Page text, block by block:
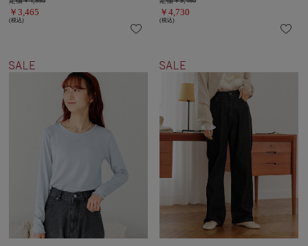
￥3,465
(税込)
￥4,730
(税込)